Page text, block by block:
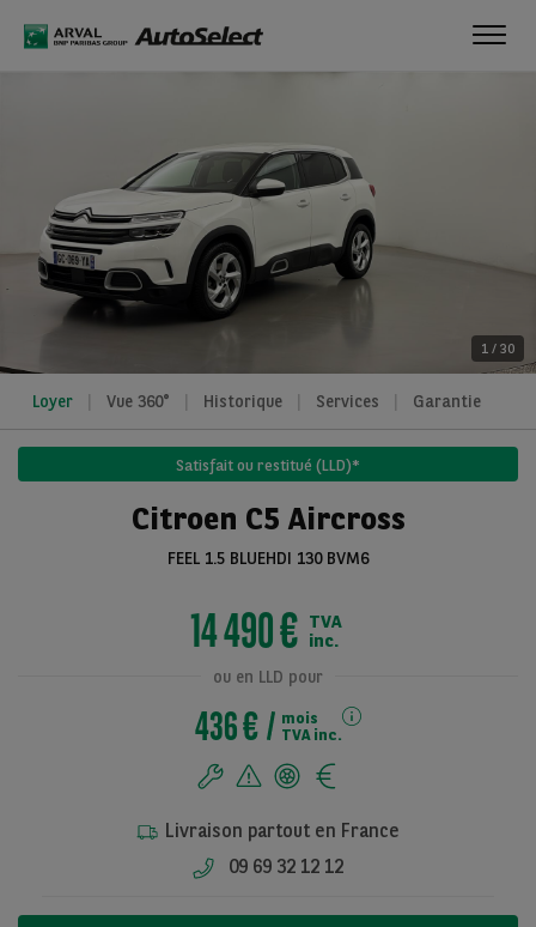
1 / 30
Voir toutes les
Loyer Vue 360° Historique Services Garantie
Satisfait ou restitué (LLD)*
Citroen C5 Aircross
FEEL 1.5 BLUEHDI 130 BVM6
14 490 € TVA
inc.
ou en LLD pour
436 €
mois
TVA inc.
Livraison partout en France
09 69 32 12 12